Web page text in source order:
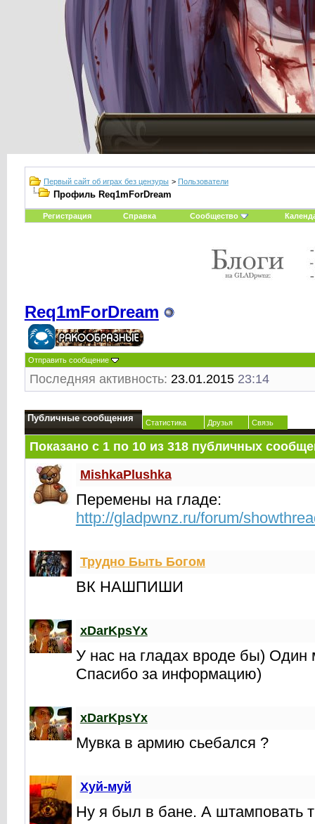
Первый сайт об играх без цензуры > Пользователи
Профиль Req1mForDream
Регистрация Справка Сообщество
Req1mForDream
Отправить сообщение
Последняя активность: 23.01.2015 23:14
Публичные сообщения Статистика Друзья Связь
Показано с 1 по 10из 318публичных
MishkaPlushka
Перемены на гладе:
http://gladpwnz.ru/forum/
Трудно Быть Богом
ВК НАШПИШИ
xDarKpsYx
У нас на гладах вроде бы) Один
Спасибо за информацию)
xDarKpsYx
Мувка в армию сьебался ?
Хуй-муй
Ну я был в бане. А штамповать